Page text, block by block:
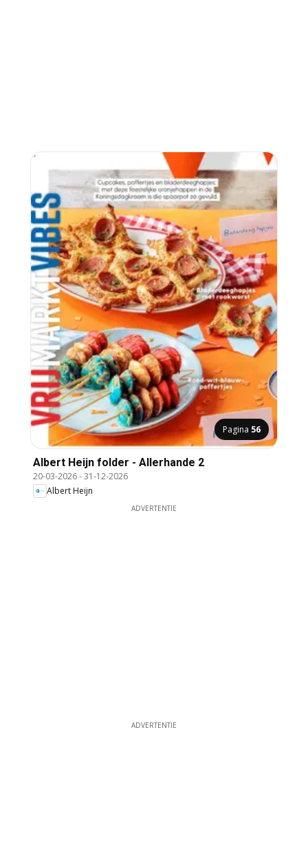
Pagina 56
Albert Heijn folder - Allerhande 2
20-03-2026-31-12-2026
Albert Heijn
ADVERTENTIE
ADVERTENTIE